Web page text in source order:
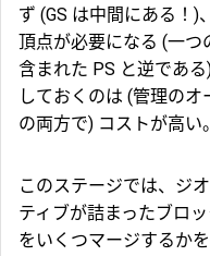
ず (GS は中間にある！)
頂点が必要になる (一
含まれた PS と逆であ
しておくのは (管理の
の両方で) コストが高い。
このステージでは、ジ
ティブが詰まったブロ
をいくつマージするか